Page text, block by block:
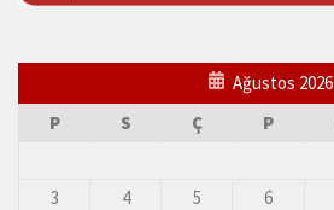
Ağustos 2026
P
S Ç P
3
4 5 6